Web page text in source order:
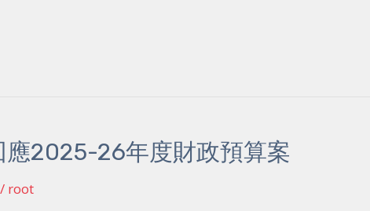
應2025-26年度財政預算案
/ root